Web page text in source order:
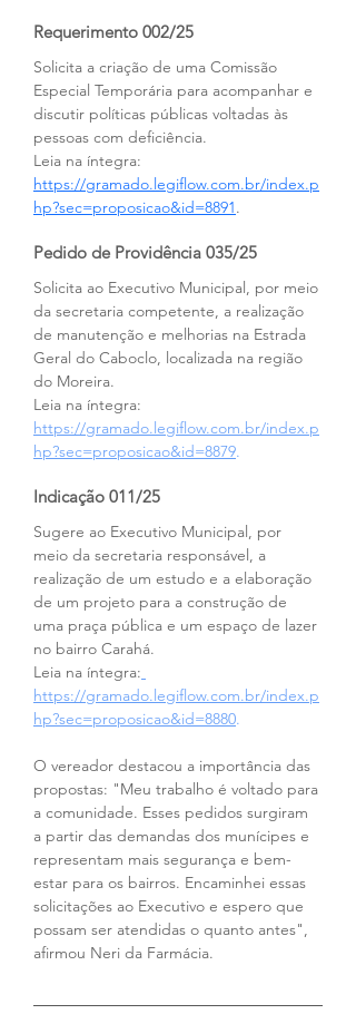
Requerimento 002/25
Solicita a criação de uma Comissão
Especial Temporária para acompanhar e
discutir políticas públicas voltadas às
pessoas com deficiência.
Leia na íntegra:
https://gramado.legiflow.com.br/index.p
hp?sec=proposicao&id=8891.
Pedido de Providência 035/25
Solicita ao Executivo Municipal, por meio
da secretaria competente, a realização
de manutenção e melhorias na Estrada
Geral do Caboclo, localizada na região
do Moreira.
Leia na íntegra:
https://gramado.legiflow.com.br/index.p
hp?sec=proposicao&id=8879.
Indicação 011/25
Sugere ao Executivo Municipal, por
meio da secretaria responsável, a
realização de um estudo e a elaboração
de um projeto para a construção de
uma praça pública e um espaço de lazer
no bairro Carahá.
Leia na íntegra:
https://gramado.legiflow.com.br/index.p
hp?sec=proposicao&id=8880.
O vereador destacou a importância das
propostas: "Meu trabalho é voltado para
a comunidade. Esses pedidos surgiram
a partir das demandas dos munícipes e
representam mais segurança e bem-
estar para os bairros. Encaminhei essas
solicitações ao Executivo e espero que
possam ser atendidas o quanto antes",
afirmou Neri da Farmácia.